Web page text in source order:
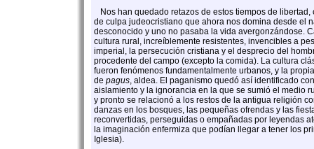
Nos han quedado retazos de estos tiempos de libertad,
de culpa judeocristiano que ahora nos domina desde el
desconocido y uno no pasaba la vida avergonzándose.
cultura rural, increíblemente resistentes, invencibles a
imperial, la persecución cristiana y el desprecio del
procedente del campo (excepto la comida). La cultura
fueron fenómenos fundamentalmente urbanos, y la
de pagus, aldea. El paganismo quedó así identificado
aislamiento y la ignorancia en la que se sumió el medio
y pronto se relacionó a los restos de la antigua religión
danzas en los bosques, las pequeñas ofrendas y las
reconvertidas, perseguidas o empañadas por leyendas
la imaginación enfermiza que podían llegar a tener los
Iglesia).